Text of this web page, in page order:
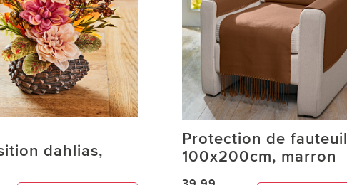
dahlias,
Protection de fauteuil
100x200cm, marron